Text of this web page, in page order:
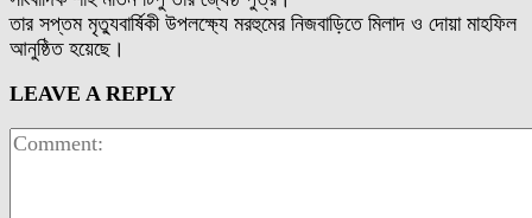
তার সপ্তম মৃত্যুবার্ষিকী উপলক্ষ্যে মরহুমের নিজবাড়িতে মিলাদ ও দোয়া মাহফিল
আনুষ্ঠিত হয়েছে।
LEAVE A REPLY